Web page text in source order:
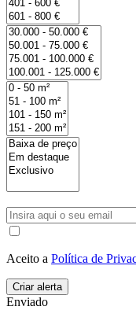
Aceito a Política de
Enviado